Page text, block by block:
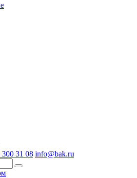
31 08 info@bak.ru